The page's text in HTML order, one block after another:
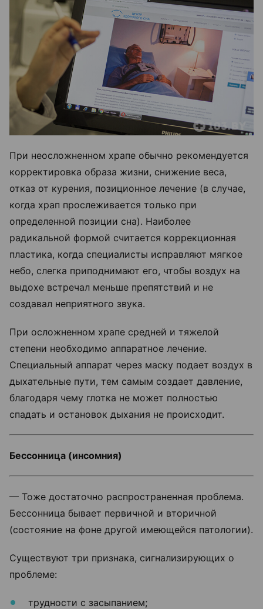
При неосложненном храпе обычно рекомендуется
корректировка образа жизни, снижение веса,
отказ от курения, позиционное лечение (в случае,
когда храп прослеживается только при
определенной позиции сна). Наиболее
радикальной формой считается коррекционная
пластика, когда специалисты исправляют мягкое
небо, слегка приподнимают его, чтобы воздух на
выдохе встречал меньше препятствий и не
создавал неприятного звука.
При осложненном храпе средней и тяжелой
степени необходимо аппаратное лечение.
Специальный аппарат через маску подает воздух в
дыхательные пути, тем самым создает давление,
благодаря чему глотка не может полностью
спадать и остановок дыхания не происходит.
Бессонница (инсомния)
— Тоже достаточно распространенная проблема.
Бессонница бывает первичной и вторичной
(состояние на фоне другой имеющейся патологии).
Существуют три признака, сигнализирующих о
проблеме:
трудности с засыпанием;